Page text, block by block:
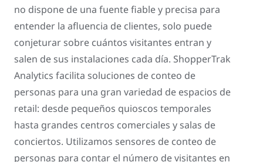
no dispone de una fuente fiable y precisa para
entender la afluencia de clientes, solo puede
conjeturar sobre cuántos visitantes entran y
salen de sus instalaciones cada día. ShopperTrak
Analytics facilita soluciones de conteo de
personas para una gran variedad de espacios de
retail: desde pequeños quioscos temporales
hasta grandes centros comerciales y salas de
conciertos. Utilizamos sensores de conteo de
personas para contar el número de visitantes en